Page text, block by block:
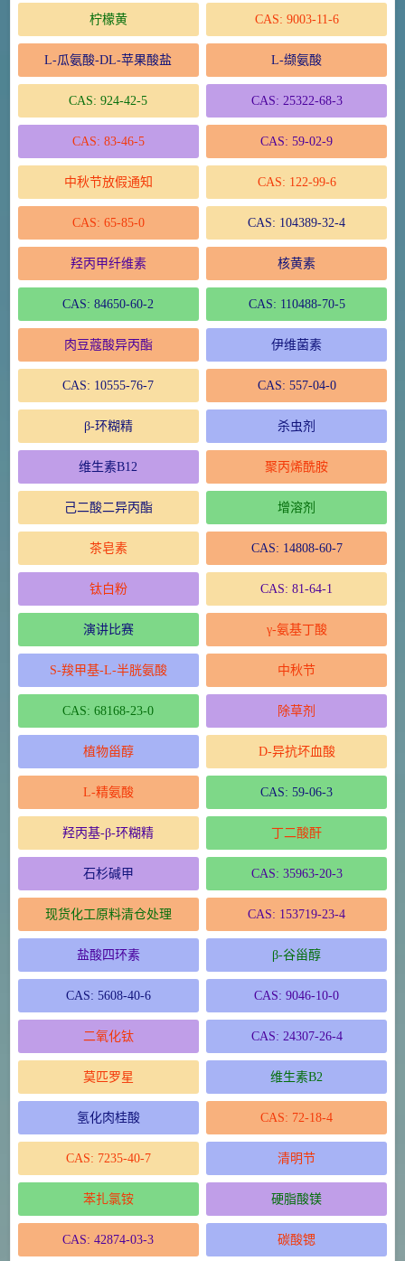
柠檬黄 CAS: 9003-11-6
L-瓜氨酸-DL-苹果酸盐 L-缬氨酸
CAS: 924-42-5 CAS: 25322-68-3
CAS: 83-46-5 CAS: 59-02-9
中秋节放假通知 CAS: 122-99-6
CAS: 65-85-0 CAS: 104389-32-4
羟丙甲纤维素 核黄素
CAS: 84650-60-2 CAS: 110488-70-5
肉豆蔻酸异丙酯 伊维菌素
CAS: 10555-76-7 CAS: 557-04-0
β-环糊精 杀虫剂
维生素B12 聚丙烯酰胺
己二酸二异丙酯 增溶剂
茶皂素 CAS: 14808-60-7
钛白粉 CAS: 81-64-1
演讲比赛 γ-氨基丁酸
S-羧甲基-L-半胱氨酸 中秋节
CAS: 68168-23-0 除草剂
植物甾醇 D-异抗坏血酸
L-精氨酸 CAS: 59-06-3
羟丙基-β-环糊精 丁二酸酐
石杉碱甲 CAS: 35963-20-3
现货化工原料清仓处理 CAS: 153719-23-4
盐酸四环素 β-谷甾醇
CAS: 5608-40-6 CAS: 9046-10-0
二氧化钛 CAS: 24307-26-4
莫匹罗星 维生素B2
氢化肉桂酸 CAS: 72-18-4
CAS: 7235-40-7 清明节
苯扎氯铵 硬脂酸镁
CAS: 42874-03-3 碳酸锶